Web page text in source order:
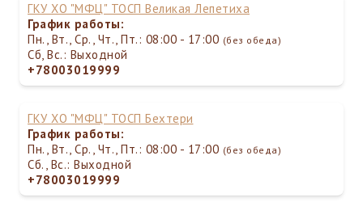
ГКУ ХО "МФЦ" ТОСП Великая Лепетиха
График работы:
Пн., Вт., Ср., Чт., Пт.: 08:00 - 17:00 (без обеда)
Сб, Вс.: Выходной
+78003019999
ГКУ ХО "МФЦ" ТОСП Бехтери
График работы:
Пн., Вт., Ср., Чт., Пт.: 08:00 - 17:00 (без обеда)
Сб., Вс.: Выходной
+78003019999